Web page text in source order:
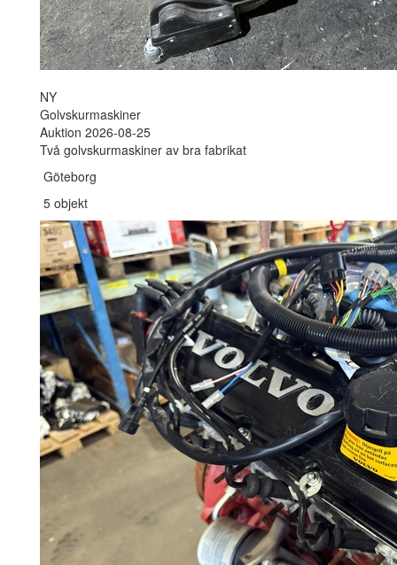
NY
Golvskurmaskiner
Auktion 2026-08-25
Två golvskurmaskiner av bra fabrikat
Göteborg
5 objekt